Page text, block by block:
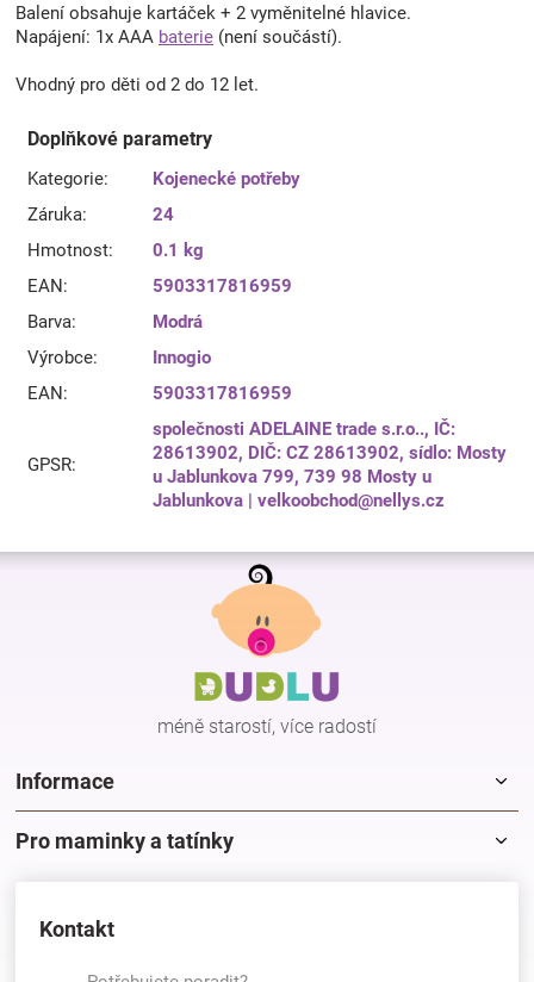
Balení obsahuje kartáček + 2 vyměnitelné hlavice.
Napájení: 1x AAA baterie (není součástí).
Vhodný pro děti od 2 do 12 let.
Doplňkové parametry
Kategorie:
Kojenecké potřeby
Záruka:
24
Hmotnost:
0.1 kg
EAN:
5903317816959
Barva:
Modrá
Výrobce:
Innogio
EAN: 5903317816959
GPSR:
společnosti ADELAINE trade s.r.o.., IČ:
28613902, DIČ: CZ 28613902, sídlo: Mosty
u Jablunkova 799, 739 98 Mosty u
Jablunkova | velkoobchod@nellys.cz
Z
méně starostí, více radostí
Informace
Pro maminky a tatínky
Kontakt